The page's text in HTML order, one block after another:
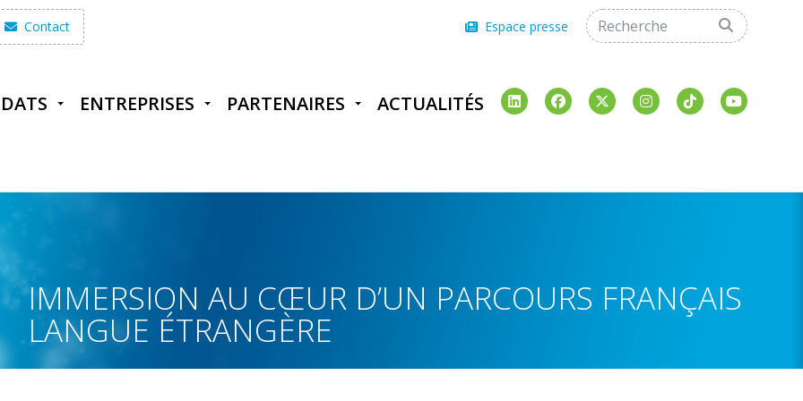
Contact Espace presse
ENTREPRISES PARTENAIRES ACTUALITÉS
IMMERSION AU CŒUR D’UN PARCOURS FRANÇAIS
LANGUE ÉTRANGÈRE